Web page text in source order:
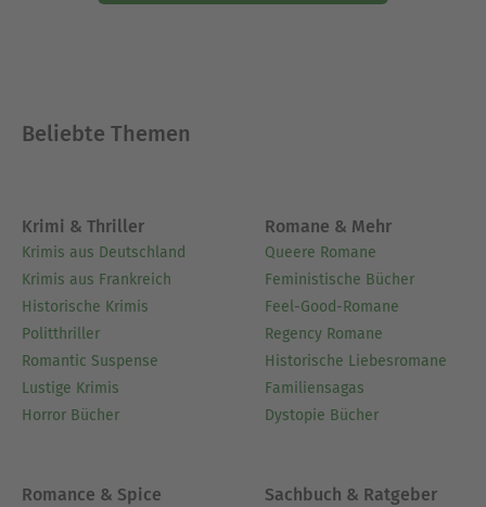
Beliebte Themen
Krimi & Thriller
Krimis aus Deutschland
Krimis aus Frankreich
Historische Krimis
Politthriller
Romantic Suspense
Lustige Krimis
Horror Bücher
Romane & Mehr
Queere Romane
Feministische Bücher
Feel-Good-Romane
Regency Romane
Historische Liebesromane
Familiensagas
Dystopie Bücher
Romance & Spice Sachbuch & Ratgeber